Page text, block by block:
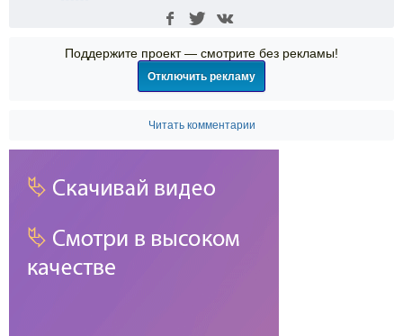
Поддержите проект — смотрите без рекламы!
Отключить рекламу
Читать комментарии